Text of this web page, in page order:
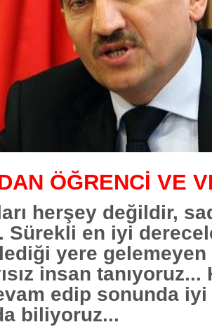
ÖĞRENCİ VE
herşey değildir,
Sürekli en iyi
yere gelemeyen
insan tanıyoruz...
edip sonunda
biliyoruz...